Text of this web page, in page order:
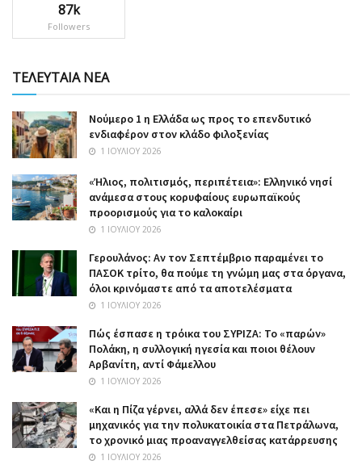
87k
Followers
ΤΕΛΕΥΤΑΙΑ ΝΕΑ
Nούμερο 1 η Ελλάδα ως προς το επενδυτικό
ενδιαφέρον στον κλάδο φιλοξενίας
1 ΙΟΥΛΊΟΥ 2026
«Ήλιος, πολιτισμός, περιπέτεια»: Ελληνικό νησί
ανάμεσα στους κορυφαίους ευρωπαϊκούς
προορισμούς για το καλοκαίρι
1 ΙΟΥΛΊΟΥ 2026
Γερουλάνος: Αν τον Σεπτέμβριο παραμένει το
ΠΑΣΟΚ τρίτο, θα πούμε τη γνώμη μας στα όργανα,
όλοι κρινόμαστε από τα αποτελέσματα
1 ΙΟΥΛΊΟΥ 2026
Πώς έσπασε η τρόικα του ΣΥΡΙΖΑ: Το «παρών»
Πολάκη, η συλλογική ηγεσία και ποιοι θέλουν
Αρβανίτη, αντί Φάμελλου
1 ΙΟΥΛΊΟΥ 2026
«Και η Πίζα γέρνει, αλλά δεν έπεσε» είχε πει
μηχανικός για την πολυκατοικία στα Πετράλωνα,
το χρονικό μιας προαναγγελθείσας κατάρρευσης
1 ΙΟΥΛΊΟΥ 2026